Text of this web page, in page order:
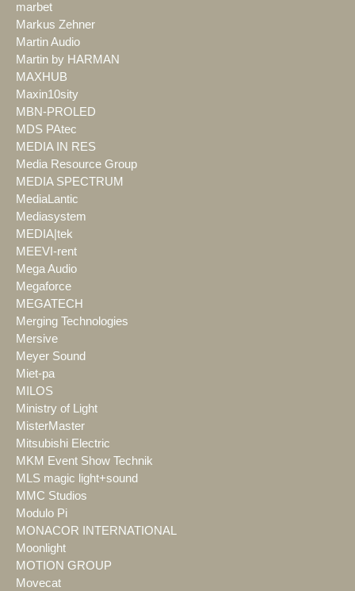
marbet
Markus Zehner
Martin Audio
Martin by HARMAN
MAXHUB
Maxin10sity
MBN-PROLED
MDS PAtec
MEDIA IN RES
Media Resource Group
MEDIA SPECTRUM
MediaLantic
Mediasystem
MEDIA|tek
MEEVI-rent
Mega Audio
Megaforce
MEGATECH
Merging Technologies
Mersive
Meyer Sound
Miet-pa
MILOS
Ministry of Light
MisterMaster
Mitsubishi Electric
MKM Event Show Technik
MLS magic light+sound
MMC Studios
Modulo Pi
MONACOR INTERNATIONAL
Moonlight
MOTION GROUP
Movecat